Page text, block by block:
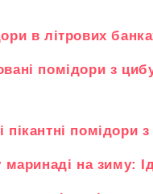
в літрових
помідори з
пікантні помідори
на зиму: